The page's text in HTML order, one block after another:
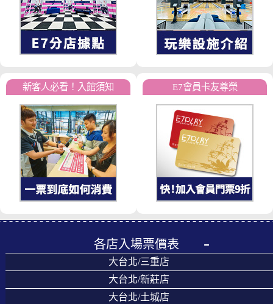
新客人必看！入館須知 E7會員卡友尊榮
各店入場票價表
大台北/三重店
大台北/新莊店
大台北/土城店